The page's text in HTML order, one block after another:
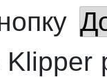
Klipper